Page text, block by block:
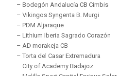
– Bodegón Andalucía CB Cimbis
– Vikingos Syngenta B. Murgi
– PDM Aljaraque
– Lithium Iberia Sagrado Corazón
– AD morakeja CB
– Torta del Casar Extremadura
– City of Academy Badajoz